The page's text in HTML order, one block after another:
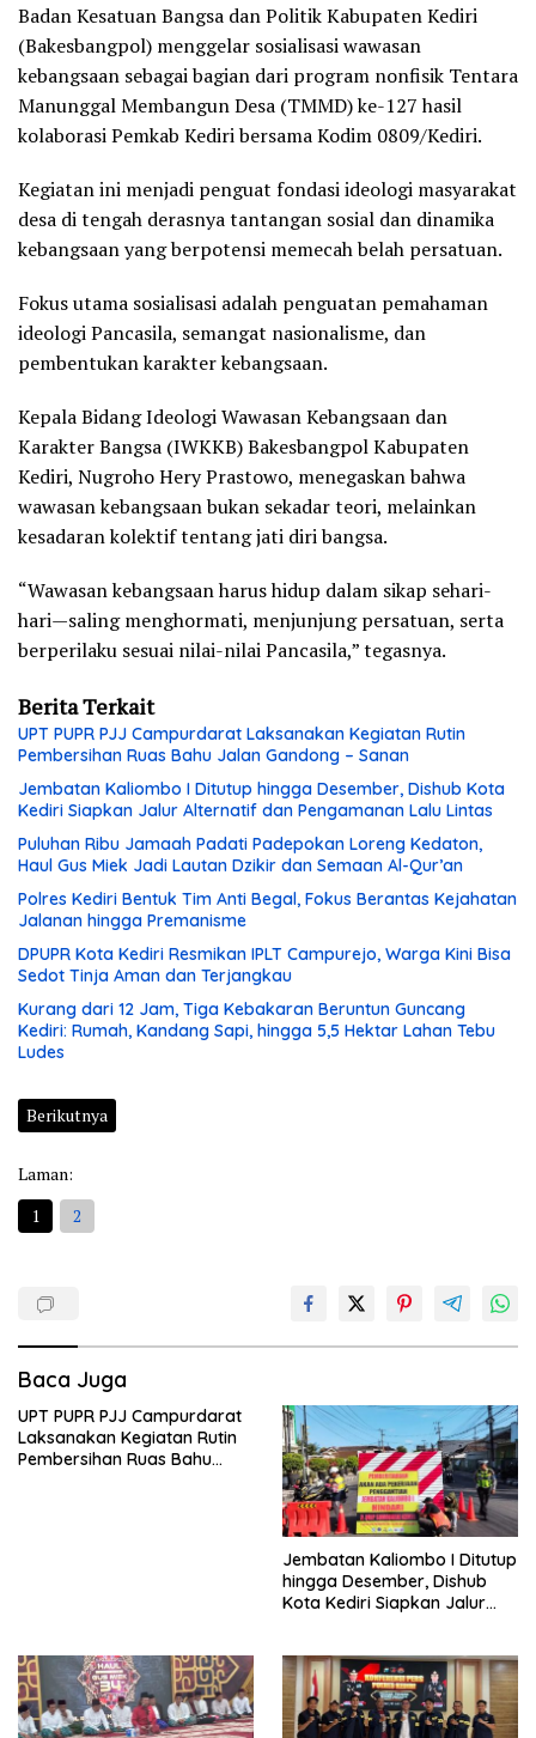
Badan Kesatuan Bangsa dan Politik Kabupaten Kediri
(Bakesbangpol) menggelar sosialisasi wawasan
kebangsaan sebagai bagian dari program nonfisik Tentara
Manunggal Membangun Desa (TMMD) ke-127 hasil
kolaborasi Pemkab Kediri bersama Kodim 0809/Kediri.
Kegiatan ini menjadi penguat fondasi ideologi masyarakat
desa di tengah derasnya tantangan sosial dan dinamika
kebangsaan yang berpotensi memecah belah persatuan.
Fokus utama sosialisasi adalah penguatan pemahaman
ideologi Pancasila, semangat nasionalisme, dan
pembentukan karakter kebangsaan.
Kepala Bidang Ideologi Wawasan Kebangsaan dan
Karakter Bangsa (IWKKB) Bakesbangpol Kabupaten
Kediri, Nugroho Hery Prastowo, menegaskan bahwa
wawasan kebangsaan bukan sekadar teori, melainkan
kesadaran kolektif tentang jati diri bangsa.
“Wawasan kebangsaan harus hidup dalam sikap sehari-
hari—saling menghormati, menjunjung persatuan, serta
berperilaku sesuai nilai-nilai Pancasila,” tegasnya.
Berita Terkait
UPT PUPR PJJ Campurdarat Laksanakan Kegiatan Rutin
Pembersihan Ruas Bahu Jalan Gandong – Sanan
Jembatan Kaliombo I Ditutup hingga Desember, Dishub Kota
Kediri Siapkan Jalur Alternatif dan Pengamanan Lalu Lintas
Puluhan Ribu Jamaah Padati Padepokan Loreng Kedaton,
Haul Gus Miek Jadi Lautan Dzikir dan Semaan Al-Qur’an
Polres Kediri Bentuk Tim Anti Begal, Fokus Berantas Kejahatan
Jalanan hingga Premanisme
DPUPR Kota Kediri Resmikan IPLT Campurejo, Warga Kini Bisa
Sedot Tinja Aman dan Terjangkau
Kurang dari 12 Jam, Tiga Kebakaran Beruntun Guncang
Kediri: Rumah, Kandang Sapi, hingga 5,5 Hektar Lahan Tebu
Ludes
Berikutnya
Laman:
1
2
Baca Juga
UPT PUPR PJJ Campurdarat
Laksanakan Kegiatan Rutin
Pembersihan Ruas Bahu
Jembatan Kaliombo I Ditutup
hingga Desember, Dishub
Kota Kediri Siapkan Jalur